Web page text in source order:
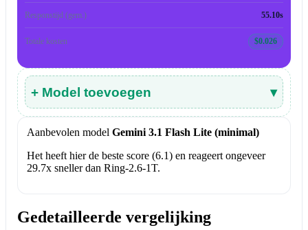
Responstijd (gem.) 55.10s
Totale kosten $0.026
+ Model toevoegen ▾
Aanbevolen model Gemini 3.1 Flash Lite (minimal)
Het heeft hier de beste score (6.1) en reageert ongeveer
29.7x sneller dan Ring-2.6-1T.
Gedetailleerde vergelijking